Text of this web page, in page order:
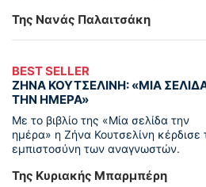
Της Νανάς Παλαιτσάκη
BEST SELLER
ΖΗΝΑ ΚΟΥΤΣΕΛΙΝΗ: «ΜΙΑ
ΤΗΝ ΗΜΕΡΑ»
Με το βιβλίο της «Μία σελίδα την
ημέρα» η Ζήνα Κουτσελίνη κέρδισε
εμπιστοσύνη των αναγνωστών.
Της Κυριακής Μπαρμπέρη